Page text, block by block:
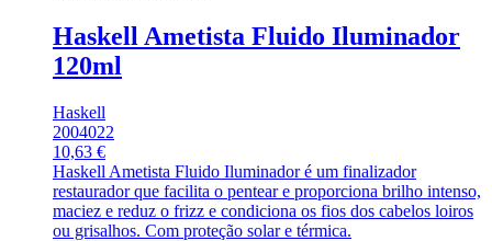
Haskell Ametista Fluido Iluminador
120ml
Haskell
2004022
10,63 €
Haskell Ametista Fluido Iluminador é um finalizador
restaurador que facilita o pentear e proporciona brilho intenso,
maciez e reduz o frizz e condiciona os fios dos cabelos loiros
ou grisalhos. Com proteção solar e térmica.